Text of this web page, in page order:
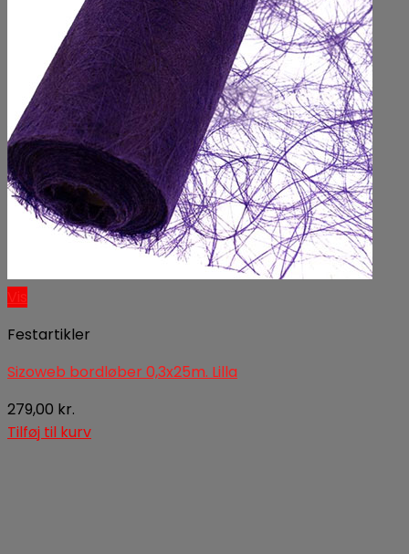
Festartikler
Sizoweb bordløber 0,3x25m. Lilla
279,00 kr.
Tilføj til kurv